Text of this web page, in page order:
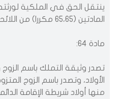
ينتقل الحق في الملكية
المادتين (65،65 مكررا) من اللائحة.
مادة 64:
تصدر وثيقة التملك باسم الزوج
الأولاد، وتصدر باسم الزوج
منها أولاد شريطة الإقامة